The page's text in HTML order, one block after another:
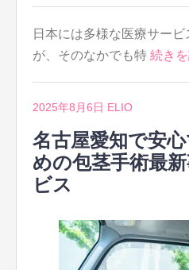
日本には多様な医療サー
が、そのなかでも特 続き
2025年8月6日 ELIO
名古屋愛知で安
めの包茎手術最
ビス